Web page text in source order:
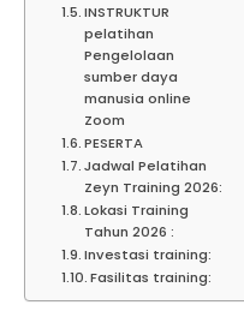
INSTRUKTUR
pelatihan
Pengelolaan
sumber daya
manusia online
Zoom
PESERTA
Jadwal Pelatihan
Zeyn Training 2026:
Lokasi Training
Tahun 2026 :
Investasi training:
Fasilitas training: